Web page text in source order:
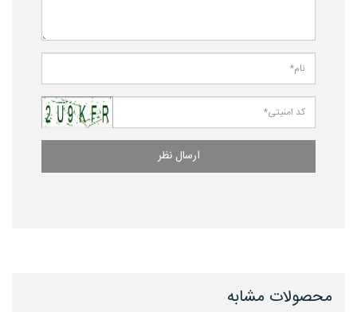
ارسال نظر
محصولات مشابه